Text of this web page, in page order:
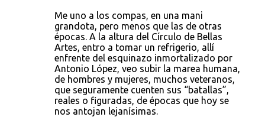
Me uno a los compas, en una mani
grandota, pero menos que las de otras
épocas. A la altura del Círculo de Bellas
Artes, entro a tomar un refrigerio, allí
enfrente del esquinazo inmortalizado por
Antonio López, veo subir la marea humana,
de hombres y mujeres, muchos veteranos,
que seguramente cuenten sus “batallas”,
reales o figuradas, de épocas que hoy se
nos antojan lejanísimas.